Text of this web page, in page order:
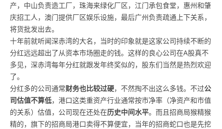
产，中山负责造工厂，珠海来绿化厂区，江门承包食堂，惠州和肇
庆招工人，澳门提供厂区娱乐设施，最后广州负责疏通上下关系，
将货批发出去。
十年前就听闻深赤湾的大名，当时的印象就是这家公司持续不断的
分红远远超出了从资本市场圈走的钱。这样的良心公司在A股真不
多见，深赤湾每年分红就跟发年终奖似的，股东们当然是热烈欢迎
了。
分红多的公司通常财务也比较过硬，不然掏不出这么多钱。不过公
司估值不算低，港口这类重资产行业通常按市净率（净资产和市值
的关系）估值，公司现在还处在历史中间水平。而且招商局猴精猴
精的，旗下的招商局港口卖得不算便宜，当年的招商蛇口也是先挖